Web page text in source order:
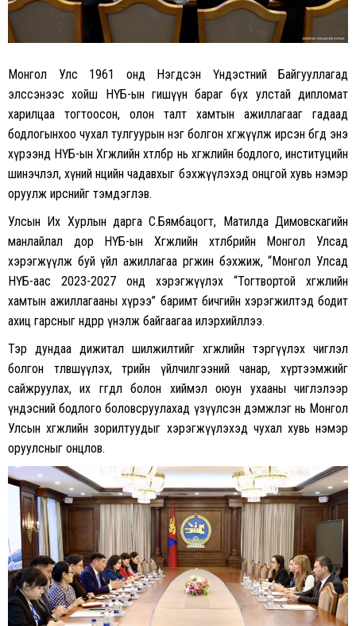
Монгол Улс 1961 онд Нэгдсэн Үндэстний Байгууллагад
элссэнээс хойш НҮБ-ын гишүүн бараг бүх улстай дипломат
харилцаа тогтоосон, олон талт хамтын ажиллагааг гадаад
бодлогынхоо чухал тулгуурын нэг болгон хөгжүүлж ирсэн бөгөөд энэ
хүрээнд НҮБ-ын Хөгжлийн хөтөлбөр нь хөгжлийн бодлого, институцийн
шинэчлэл, хүний нөөцийн чадавхыг бэхжүүлэхэд онцгой хувь нэмэр
оруулж ирснийг тэмдэглэв.
Улсын Их Хурлын дарга С.Бямбацогт, Матилда Димовскагийн
манлайлал дор НҮБ-ын Хөгжлийн хөтөлбөрийн Монгол Улсад
хэрэгжүүлж буй үйл ажиллагаа өргөжин бэхжиж, “Монгол Улсад
НҮБ-аас 2023-2027 онд хэрэгжүүлэх “Тогтвортой хөгжлийн
хамтын ажиллагааны хүрээ” баримт бичгийн хэрэгжилтэд бодит
ахиц гарсныг өндрөөр үнэлж байгаагаа илэрхийллээ.
Тэр дундаа дижитал шилжилтийг хөгжлийн тэргүүлэх чиглэл
болгон төлөвшүүлэх, төрийн үйлчилгээний чанар, хүртээмжийг
сайжруулах, их өгөгдөл болон хиймэл оюун ухааны чиглэлээр
үндэсний бодлого боловсруулахад үзүүлсэн дэмжлэг нь Монгол
Улсын хөгжлийн зорилтуудыг хэрэгжүүлэхэд чухал хувь нэмэр
оруулсныг онцлов.